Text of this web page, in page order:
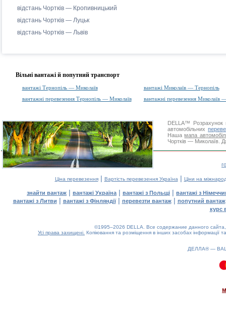
відстань Чортків — Кропивницький
відстань Чортків — Луцьк
відстань Чортків — Львів
Вільні вантажі й попутний транспорт
вантажі Тернопіль — Миколаїв
вантажі Миколаїв — Тернопіль
вантажні перевезення Тернопіль — Миколаїв
вантажні перевезення Миколаїв
DELLA™
Розрахунок
автомобільних
Нашамапа
Чортків — Миколаїв.
Ціна перевезення| Вартість перевезення Україна | Ціни на
знайти вантаж | вантажі Україна | вантажі з Польщі | вантажі з
вантажі з Литви | вантажі з Фінляндії| перевезти вантаж| попутний вантаж
курс
©1995–2026 DELLA. Все содержание данного
Усі права захищені. Копіювання та розміщення в інших засобах інформації
ДЕЛЛА® —